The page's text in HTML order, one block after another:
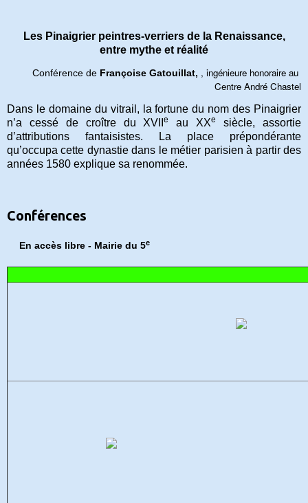
Les Pinaigrier peintres-verriers de la Renaissance,
entre mythe et réalité
Conférence de Françoise Gatouillat, , ingénieure honoraire au
Centre André Chastel
Dans le domaine du vitrail, la fortune du nom des Pinaigrier
n’a cessé de croître du XVIIe au XXe
siècle, assortie
d’attributions fantaisistes. La place prépondérante
qu’occupa cette dynastie dans le métier parisien à partir des
années 1580 explique sa renommée.
Conférences
En accès libre - Mairie du 5e